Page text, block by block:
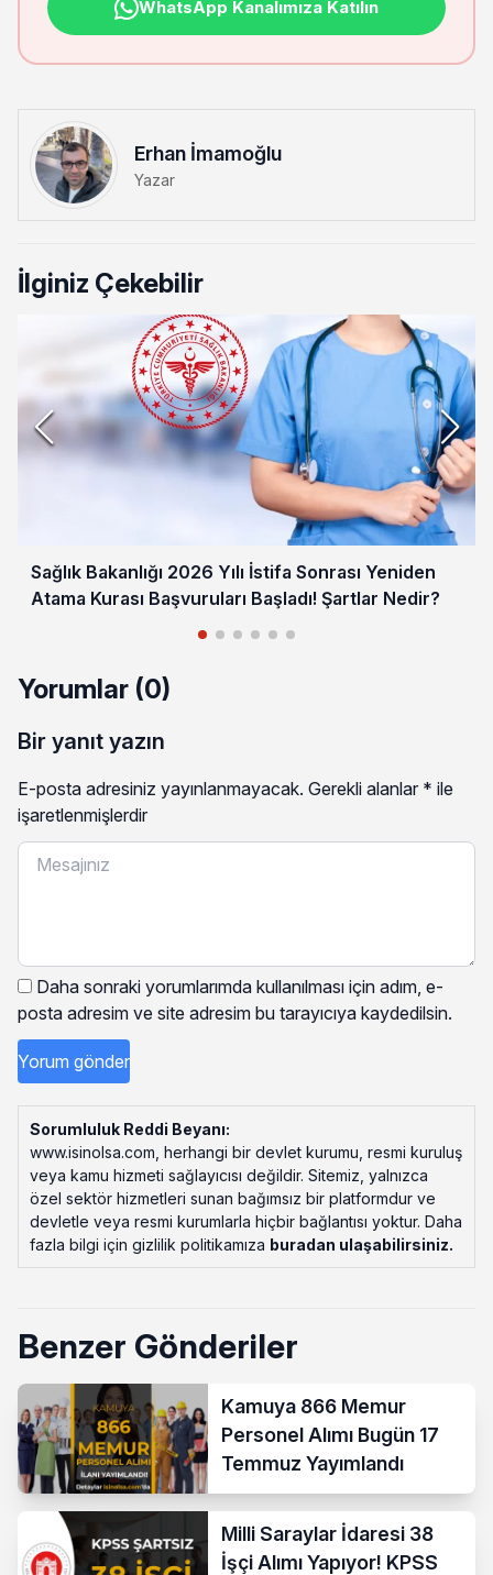
WhatsApp Kanalımıza Katılın
Erhan İmamoğlu
Yazar
İlginiz Çekebilir
Sağlık Bakanlığı 2026 Yılı İstifa Sonrası Yeniden
Atama Kurası Başvuruları Başladı! Şartlar Nedir?
Yorumlar (0)
Bir yanıt yazın
E-posta adresiniz yayınlanmayacak. Gerekli alanlar * ile
işaretlenmişlerdir
Daha sonraki yorumlarımda kullanılması için adım, e-
posta adresim ve site adresim bu tarayıcıya kaydedilsin.
Sorumluluk Reddi Beyanı:
www.isinolsa.com, herhangi bir devlet kurumu, resmi kuruluş
veya kamu hizmeti sağlayıcısı değildir. Sitemiz, yalnızca
özel sektör hizmetleri sunan bağımsız bir platformdur ve
devletle veya resmi kurumlarla hiçbir bağlantısı yoktur. Daha
fazla bilgi için gizlilik politikamıza buradan ulaşabilirsiniz.
Benzer Gönderiler
Kamuya 866 Memur
Personel Alımı Bugün 17
Temmuz Yayımlandı
Milli Saraylar İdaresi 38
İşçi Alımı Yapıyor! KPSS